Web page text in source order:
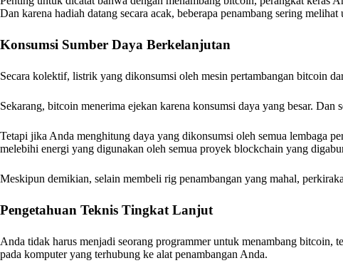
Dan karena hadiah datang secara acak, beberapa penambang sering
Konsumsi Sumber Daya Berkelanjutan
Secara kolektif, listrik yang dikonsumsi oleh mesin pertambangan bitcoin
Sekarang, bitcoin menerima ejekan karena konsumsi daya yang besar.
Tetapi jika Anda menghitung daya yang dikonsumsi oleh semua lembaga
melebihi energi yang digunakan oleh semua proyek blockchain yang
Meskipun demikian, selain membeli rig penambangan yang mahal,
Pengetahuan Teknis Tingkat Lanjut
Anda tidak harus menjadi seorang programmer untuk menambang
pada komputer yang terhubung ke alat penambangan Anda.